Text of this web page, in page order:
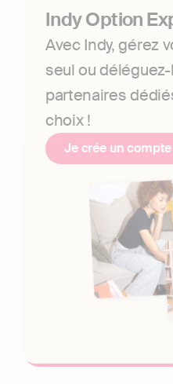
Indy Option
Avec Indy, gérez
seul ou
partenaires
choix !
Je crée un compte